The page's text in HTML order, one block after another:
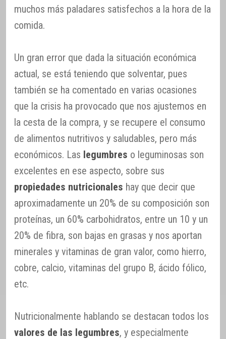
muchos más paladares satisfechos a la hora de la
comida.
Un gran error que dada la situación económica
actual, se está teniendo que solventar, pues
también se ha comentado en varias ocasiones
que la crisis ha provocado que nos ajustemos en
la cesta de la compra, y se recupere el consumo
de alimentos nutritivos y saludables, pero más
económicos. Las legumbres o leguminosas son
excelentes en ese aspecto, sobre sus
propiedades nutricionales hay que decir que
aproximadamente un 20% de su composición son
proteínas, un 60% carbohidratos, entre un 10 y un
20% de fibra, son bajas en grasas y nos aportan
minerales y vitaminas de gran valor, como hierro,
cobre, calcio, vitaminas del grupo B, ácido fólico,
etc.
Nutricionalmente hablando se destacan todos los
valores de las legumbres, y especialmente